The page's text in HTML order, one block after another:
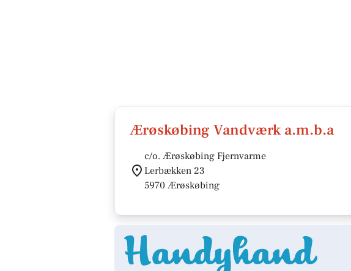
Ærøskøbing Vandværk a.m.b.a
c/o. Ærøskøbing Fjernvarme
Lerbækken 23
5970 Ærøskøbing